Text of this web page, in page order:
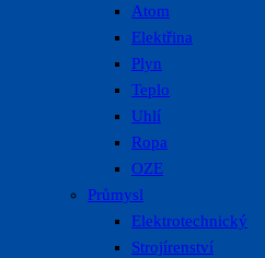
Atom
Elektřina
Plyn
Teplo
Uhlí
Ropa
OZE
Průmysl
Elektrotechnický
Strojírenství